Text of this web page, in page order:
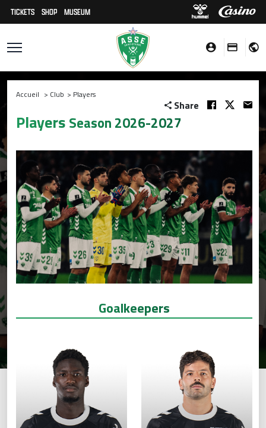
TICKETS SHOP MUSEUM
Accueil > Club > Players
Share
Players Season 2026-2027
Goalkeepers